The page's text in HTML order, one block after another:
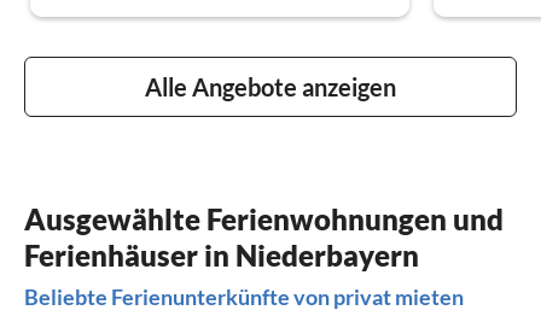
Alle Angebote anzeigen
Ausgewählte Ferienwohnungen und
Ferienhäuser in Niederbayern
Beliebte Ferienunterkünfte von privat mieten